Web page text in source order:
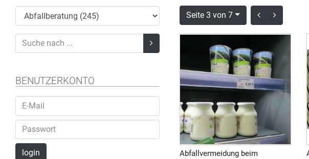
BENUTZERKONTO
login
Seite 3 von 7
Abfallvermeidung beim